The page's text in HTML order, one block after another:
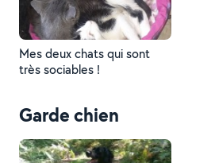
Mes deux chats qui sont
très sociables !
Garde chien